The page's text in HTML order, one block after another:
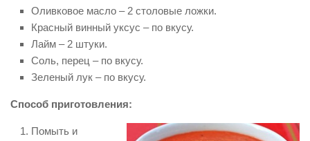
Оливковое масло – 2 столовые ложки.
Красный винный уксус – по вкусу.
Лайм – 2 штуки.
Соль, перец – по вкусу.
Зеленый лук – по вкусу.
Способ приготовления:
Помыть и